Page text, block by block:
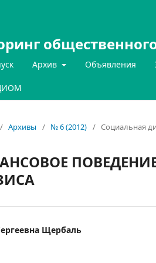
Архив Объявления
/ Архивы / № 6 (2012) / Социальная
Щербаль